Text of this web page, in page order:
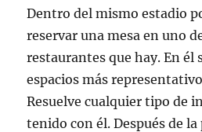
Dentro del mismo estadio
reservar una mesa en uno
restaurantes que hay. En él
espacios más
Resuelve cualquier tipo de
tenido con él. Después de la